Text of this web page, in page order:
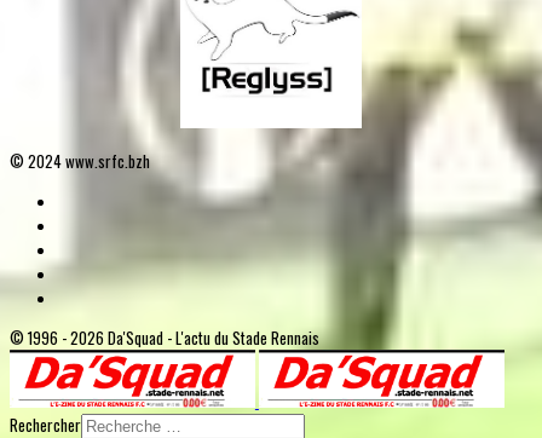
© 2024 www.srfc.bzh
© 1996 - 2026 Da'Squad - L'actu du Stade Rennais
Rechercher